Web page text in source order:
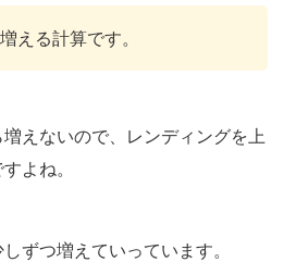
える計算です。
えないので、レンディングを上
よね。
ずつ増えていっています。